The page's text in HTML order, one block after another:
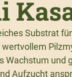
Substrat
wertvollem
Wachstum und
Aufzucht